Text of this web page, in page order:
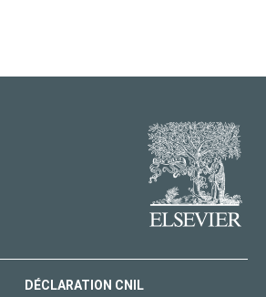
DÉCLARATION CNIL